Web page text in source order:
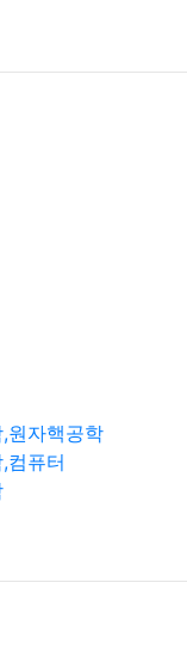
원자핵공학
컴퓨터